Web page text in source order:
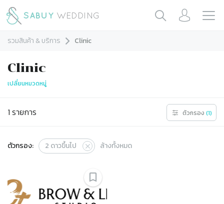
รวมสินค้า & บริการ Clinic
Clinic
เปลี่ยนหมวดหมู่
1 รายการ ตัวกรอง (1)
ตัวกรอง: 2 ดาวขึ้นไป ล้างทั้งหมด